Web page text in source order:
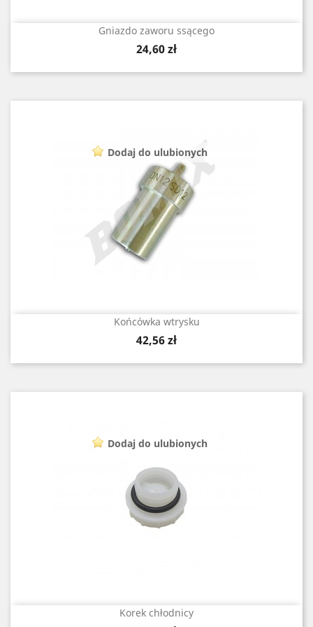
Gniazdo zaworu ssącego
Cena
24,60 zł
Końcówka wtrysku
Cena
42,56 zł
Dodaj do ulubionych
Korek chłodnicy
Dodaj do ulubionych